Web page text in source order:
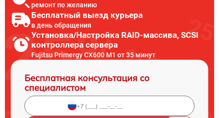
ремонт по желанию
Бесплатный выезд курьера
в день обращения
Установка/Настройка RAID-массива, SCSI
контроллера сервера
Fujitsu Primergy CX600 M1 от 35 минут
Бесплатная консультация со
специалистом